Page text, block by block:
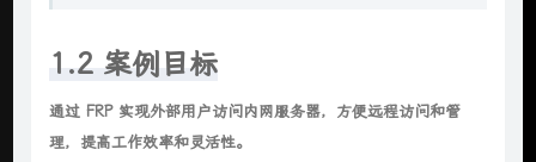
1.2 案例目标
通过 FRP 实现外部用户访问内网服务器，方便远程访问和管
理，提高工作效率和灵活性。